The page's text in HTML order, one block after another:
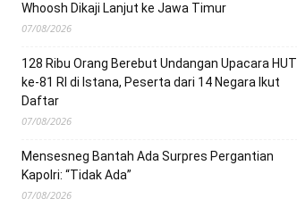
Whoosh Dikaji Lanjut ke Jawa Timur
07/08/2026
128 Ribu Orang Berebut Undangan Upacara HUT
ke-81 RI di Istana, Peserta dari 14 Negara Ikut
Daftar
07/08/2026
Mensesneg Bantah Ada Surpres Pergantian
Kapolri: “Tidak Ada”
07/08/2026